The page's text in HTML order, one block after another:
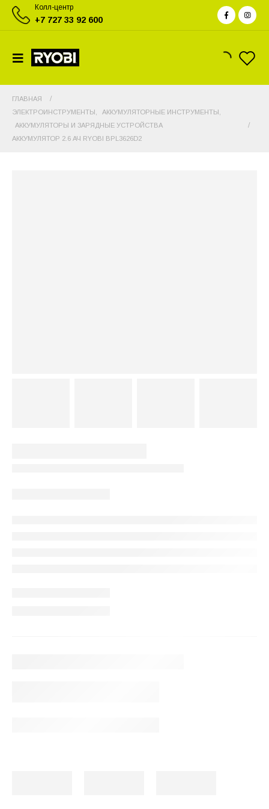
Колл-центр
+7 727 33 92 600
ГЛАВНАЯ
ЭЛЕКТРОИНСТРУМЕНТЫ
АККУМУЛЯТОРНЫЕ ИНСТРУМЕНТЫ
АККУМУЛЯТОРЫ И ЗАРЯДНЫЕ УСТРОЙСТВА
АККУМУЛЯТОР 2.6 АЧ RYOBI BPL3626D2